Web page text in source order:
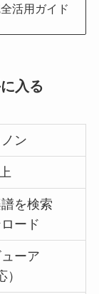
活用ガイド
入る
ン
を検索
ード
ーア
）